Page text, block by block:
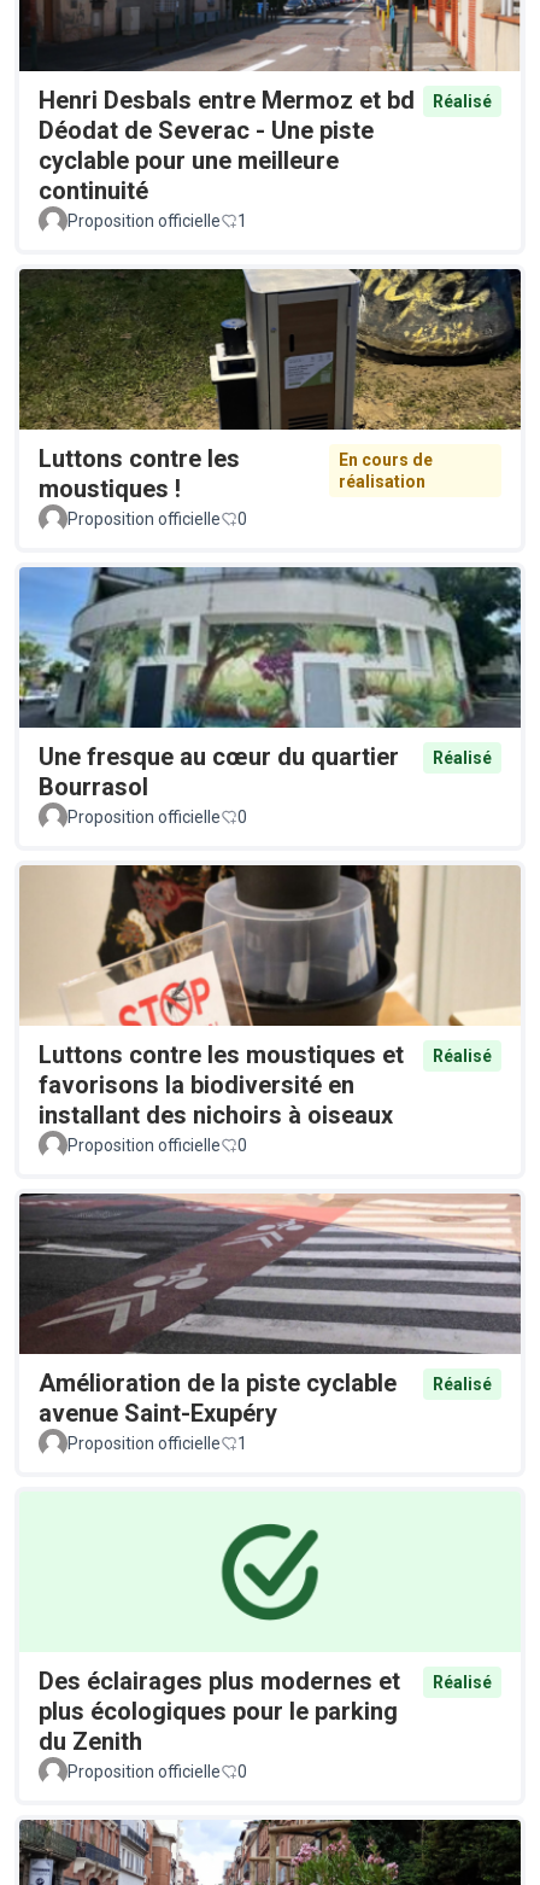
Henri Desbals entre Mermoz et bd
Déodat de Severac - Une piste
cyclable pour une meilleure
continuité
Réalisé
Proposition officielle 1
Luttons contre les
moustiques !
En cours de
réalisation
Proposition officielle
0
Une fresque au cœur du quartier
Bourrasol
Réalisé
Proposition officielle 0
Luttons contre les moustiques et
favorisons la biodiversité en
installant des nichoirs à oiseaux
Réalisé
Proposition officielle 0
Amélioration de la piste cyclable
avenue Saint-Exupéry
Réalisé
Proposition officielle 1
Des éclairages plus modernes et
plus écologiques pour le parking
du Zenith
Réalisé
Proposition officielle 0